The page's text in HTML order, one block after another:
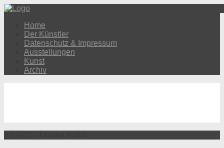
Home
Der Künstler
Datenschutz & Impressum
Ausstellungen
Kunst
Archiv